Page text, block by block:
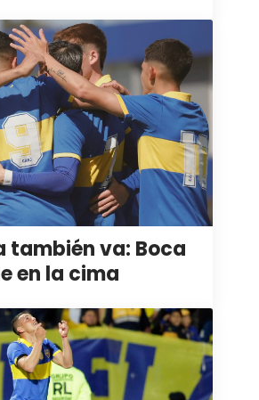
también va: Boca
en la cima